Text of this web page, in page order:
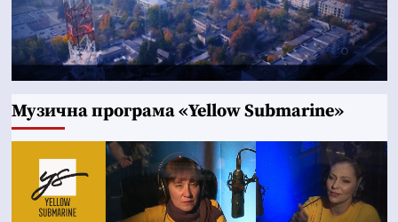
Музична програма «Yellow Submarine»